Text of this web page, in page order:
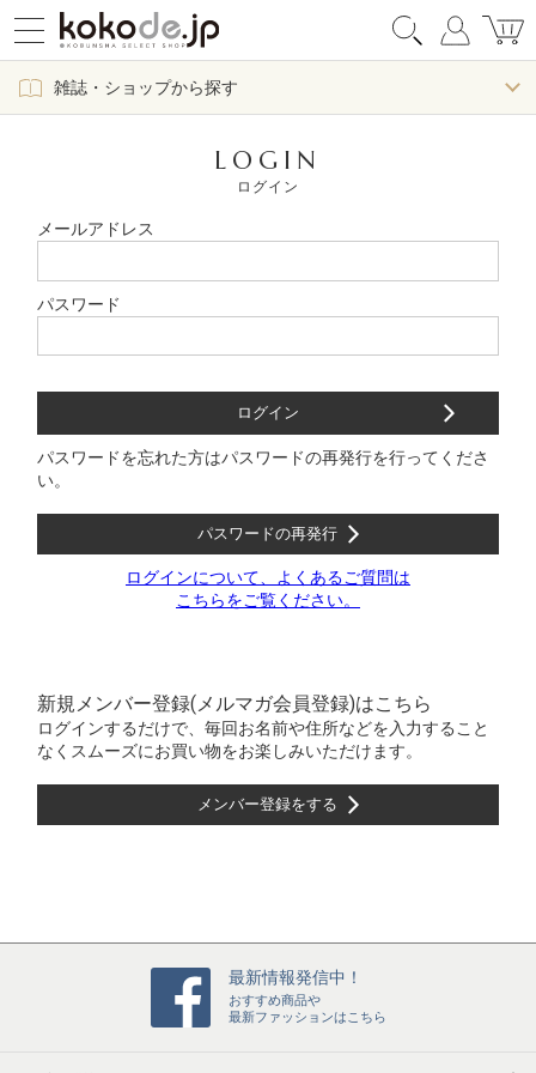
雑誌・ショップから探す
LOGIN
ログイン
メールアドレス
パスワード
パスワードを忘れた方はパスワードの再発行を行ってくださ
い。
パスワードの再発行
ログインについて、よくあるご質問は
こちらをご覧ください。
新規メンバー登録(メルマガ会員登録)はこちら
ログインするだけで、毎回お名前や住所などを入力すること
なくスムーズにお買い物をお楽しみいただけます。
メンバー登録をする
最新情報発信中！
おすすめ商品や
最新ファッションはこちら